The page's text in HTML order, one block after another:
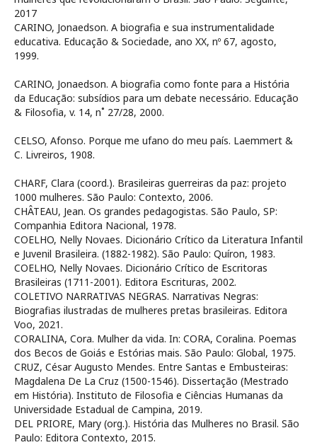
2017
CARINO, Jonaedson. A biografia e sua instrumentalidade
educativa. Educação & Sociedade, ano XX, nº 67, agosto,
1999.
CARINO, Jonaedson. A biografia como fonte para a História
da Educação: subsídios para um debate necessário. Educação
& Filosofia, v. 14, n˚ 27/28, 2000.
CELSO, Afonso. Porque me ufano do meu país. Laemmert &
C. Livreiros, 1908.
CHARF, Clara (coord.). Brasileiras guerreiras da paz: projeto
1000 mulheres. São Paulo: Contexto, 2006.
CHÂTEAU, Jean. Os grandes pedagogistas. São Paulo, SP:
Companhia Editora Nacional, 1978.
COELHO, Nelly Novaes. Dicionário Crítico da Literatura Infantil
e Juvenil Brasileira. (1882-1982). São Paulo: Quíron, 1983.
COELHO, Nelly Novaes. Dicionário Crítico de Escritoras
Brasileiras (1711-2001). Editora Escrituras, 2002.
COLETIVO NARRATIVAS NEGRAS. Narrativas Negras:
Biografias ilustradas de mulheres pretas brasileiras. Editora
Voo, 2021.
CORALINA, Cora. Mulher da vida. In: CORA, Coralina. Poemas
dos Becos de Goiás e Estórias mais. São Paulo: Global, 1975.
CRUZ, César Augusto Mendes. Entre Santas e Embusteiras:
Magdalena De La Cruz (1500-1546). Dissertação (Mestrado
em História). Instituto de Filosofia e Ciências Humanas da
Universidade Estadual de Campina, 2019.
DEL PRIORE, Mary (org.). História das Mulheres no Brasil. São
Paulo: Editora Contexto, 2015.